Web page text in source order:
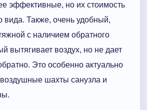
эффективные, но их стоимость
вида. Также, очень удобный,
с наличием обратного
вытягивает воздух, но не дает
Это особенно актуально
воздушные шахты санузла и